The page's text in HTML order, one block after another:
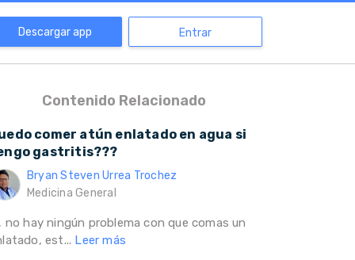
Descargar app Entrar
Contenido Relacionado
comer atún enlatado en agua si
gastritis???
Bryan Steven Urrea Trochez
Medicina General
no hay ningún problema con que comas un
est... Leer más